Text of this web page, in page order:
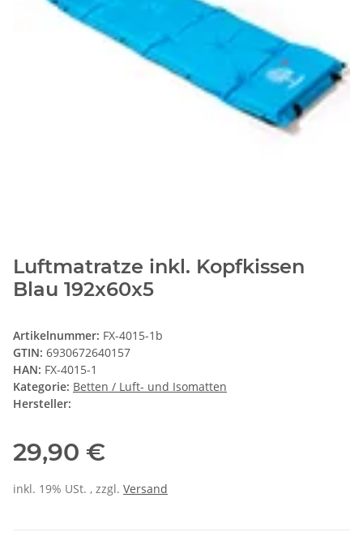
Luftmatratze inkl. Kopfkissen
Blau 192x60x5
Artikelnummer: FX-4015-1b
GTIN: 6930672640157
HAN: FX-4015-1
Kategorie: Betten / Luft- und Isomatten
Hersteller:
29,90 €
inkl. 19% USt. , zzgl. Versand